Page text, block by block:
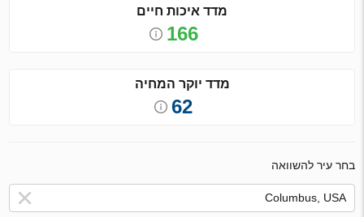
מדד איכות חיים
166
מדד יוקר המחיה
62
בחר עיר להשוואה